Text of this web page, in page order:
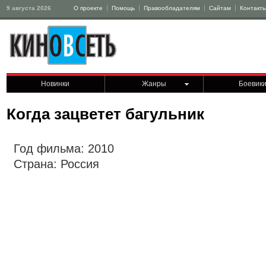
9 августа 2026 О проекте Помощь Правообладателям Сайтам Контакты
Новинки Жанры Боевики
Когда зацветет багульник
Год фильма: 2010
Страна: Россия